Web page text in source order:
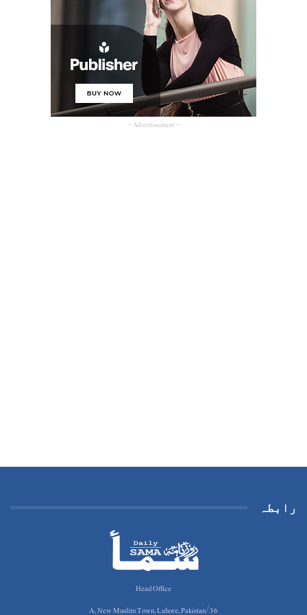
- Advertisement -
رابطہ
Head Office
36/A, New Muslim Town, Lahore, Pakistan